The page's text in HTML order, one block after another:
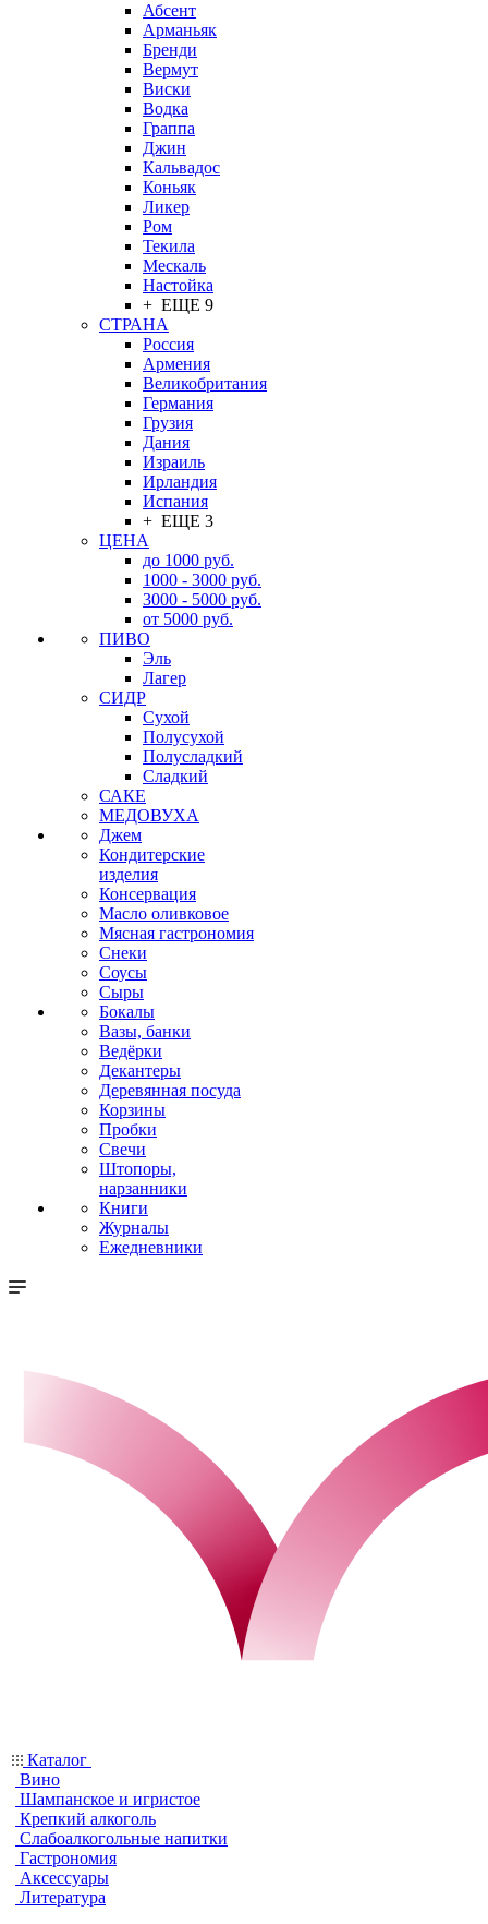
Абсент
Арманьяк
Бренди
Вермут
Виски
Водка
Граппа
Джин
Кальвадос
Коньяк
Ликер
Ром
Текила
Мескаль
Настойка
+ ЕЩЕ 9
СТРАНА
Россия
Армения
Великобритания
Германия
Грузия
Дания
Израиль
Ирландия
Испания
+ ЕЩЕ 3
ЦЕНА
до 1000 руб.
1000 - 3000 руб.
3000 - 5000 руб.
от 5000 руб.
ПИВО
Эль
Лагер
СИДР
Сухой
Полусухой
Полусладкий
Сладкий
САКЕ
МЕДОВУХА
Джем
Кондитерские
изделия
Консервация
Масло оливковое
Мясная гастрономия
Снеки
Соусы
Сыры
Бокалы
Вазы, банки
Ведёрки
Декантеры
Деревянная посуда
Корзины
Пробки
Свечи
Штопоры,
нарзанники
Книги
Журналы
Ежедневники
Каталог
Вино
Шампанское и игристое
Крепкий алкоголь
Слабоалкогольные напитки
Гастрономия
Аксессуары
Литература